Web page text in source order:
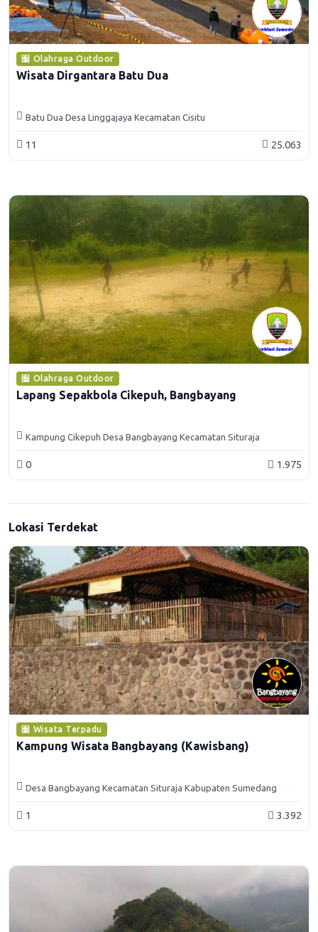
Olahraga Outdoor
Wisata Dirgantara Batu Dua
Batu Dua Desa Linggajaya Kecamatan Cisitu
11 25.063
Olahraga Outdoor
Lapang Sepakbola Cikepuh, Bangbayang
Kampung Cikepuh Desa Bangbayang Kecamatan Situraja
Kabupaten Sumedang
0 1.975
Lokasi Terdekat
Wisata Terpadu
Kampung Wisata Bangbayang (Kawisbang)
Desa Bangbayang Kecamatan Situraja Kabupaten Sumedang
1 3.392